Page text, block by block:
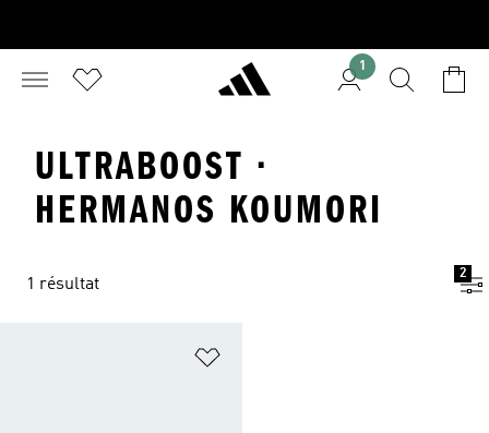
1
ULTRABOOST ·
HERMANOS KOUMORI
1 résultat
2